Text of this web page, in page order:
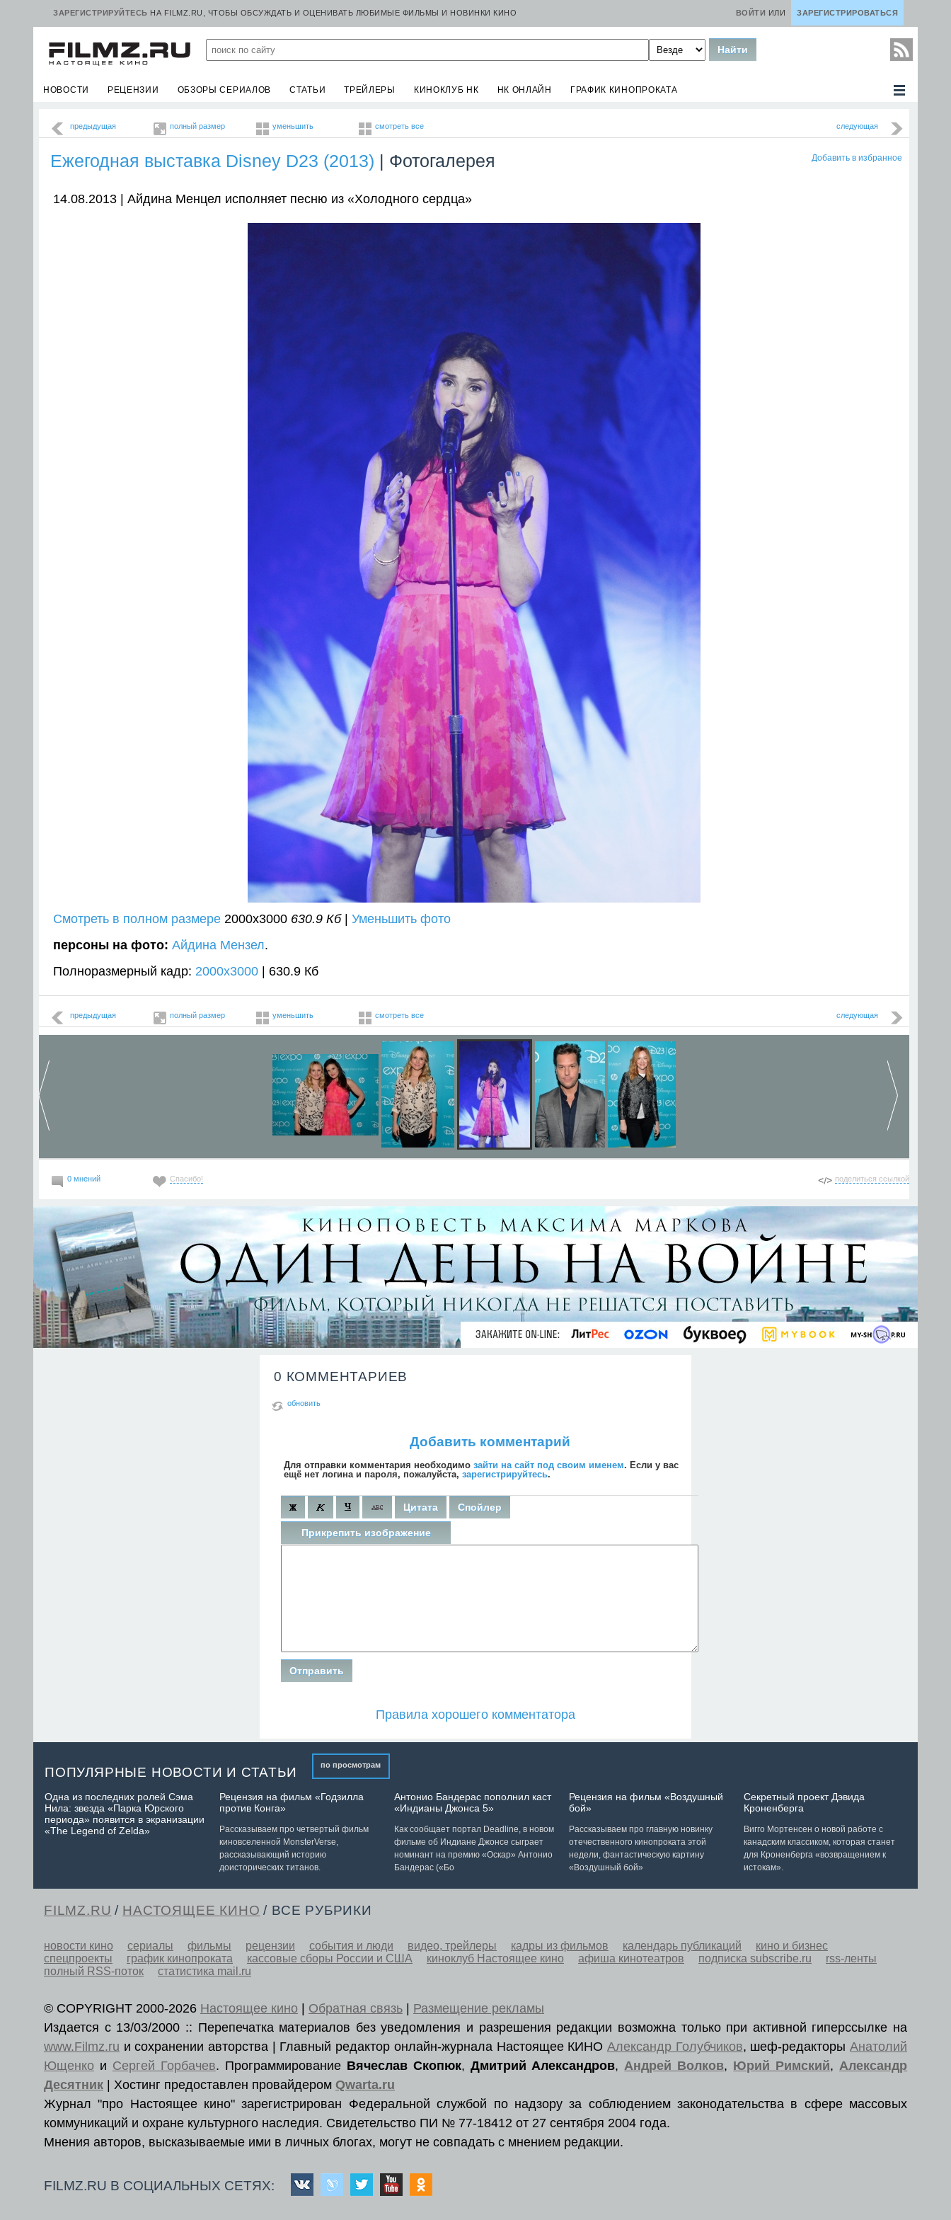
ЗАРЕГИСТРИРУЙТЕСЬ НА FILMZ.RU, ЧТОБЫ ОБСУЖДАТЬ И ОЦЕНИВАТЬ ЛЮБИМЫЕ ФИЛЬМЫ И НОВИНКИ КИНО ЗАРЕГИСТРИРОВАТЬСЯ
ВОЙТИ ИЛИ
НОВОСТИ РЕЦЕНЗИИ ОБЗОРЫ СЕРИАЛОВ СТАТЬИ ТРЕЙЛЕРЫ КИНОКЛУБ НК НК ОНЛАЙН ГРАФИК КИНОПРОКАТА
предыдущая полный размер уменьшить смотреть все следующая
Добавить в избранное
Ежегодная выставка Disney D23 (2013) | Фотогалерея
14.08.2013 | Айдина Менцел исполняет песню из «Холодного сердца»
Смотреть в полном размере 2000x3000 630.9 Кб| Уменьшить фото
персоны на фото: Айдина Мензел.
Полноразмерный кадр: 2000x3000 | 630.9 Кб
предыдущая полный размер уменьшить смотреть все следующая
0 мнений Спасибо! поделиться ссылкой
0 КОММЕНТАРИЕВ
обновить
Добавить комментарий
Для отправки комментария необходимо зайти на сайт под своим именем. Если у вас
ещё нет логина и пароля, пожалуйста, зарегистрируйтесь.
Цитата Спойлер
Прикрепить изображение
Правила хорошего комментатора
ПОПУЛЯРНЫЕ НОВОСТИ И СТАТЬИ по просмотрам
Одна из последних ролей Сэма
Нила: звезда «Парка Юрского
периода» появится в экранизации
«The Legend of Zelda»
Рецензия на фильм «Годзилла
против Конга»
Рассказываем про четвертый фильм
киновселенной MonsterVerse,
рассказывающий историю
доисторических титанов.
Антонио Бандерас пополнил каст
«Индианы Джонса 5»
Как сообщает портал Deadline, в новом
фильме об Индиане Джонсе сыграет
номинант на премию «Оскар» Антонио
Бандерас («Бо
Рецензия на фильм «Воздушный
бой»
Рассказываем про главную новинку
отечественного кинопроката этой
недели, фантастическую картину
«Воздушный бой»
Секретный проект Дэвида
Кроненберга
Вигго Мортенсен о новой работе с
канадским классиком, которая станет
для Кроненберга «возвращением к
истокам».
FILMZ.RU / НАСТОЯЩЕЕ КИНО / ВСЕ РУБРИКИ
новости кино сериалы фильмы рецензии события и люди видео, трейлеры кадры из фильмов календарь публикаций
кино и бизнес
спецпроекты
график кинопроката кассовые сборы России и США киноклуб Настоящее кино афиша кинотеатров подписка subscribe.ru
rss-ленты
полный RSS-поток
статистика mail.ru
© COPYRIGHT 2000-2026 Настоящее кино Обратная связь
Размещение рекламы
Издается с 13/03/2000 :: Перепечатка материалов без уведомления и разрешения редакции возможна только при активной гиперссылке на
www.Filmz.ru и сохранении авторства | Главный редактор онлайн-журнала Настоящее КИНО Александр Голубчиков, шеф-редакторыАнатолий
Ющенко и Сергей Горбачев. Программирование Вячеслав Скопюк, Дмитрий Александров,Андрей Волков, Юрий Римский,Александр
Десятник | Хостинг предоставлен провайдером Qwarta.ru
Журнал "про Настоящее кино" зарегистрирован Федеральной службой по надзору за соблюдением законодательства в сфере массовых
коммуникаций и охране культурного наследия. Свидетельство ПИ № 77-18412 от 27 сентября 2004 года.
Мнения авторов, высказываемые ими в личных блогах, могут не совпадать с мнением редакции.
FILMZ.RU В СОЦИАЛЬНЫХ СЕТЯХ: